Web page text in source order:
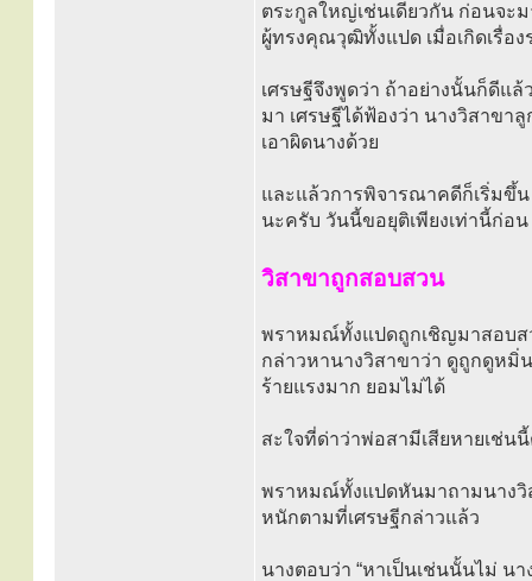
ตระกูลใหญ่เช่นเดียวกัน ก่อนจ
ผู้ทรงคุณวุฒิทั้งแปด เมื่อเกิดเรื่อ
เศรษฐีจึงพูดว่า ถ้าอย่างนั้นก็ดีแ
มา เศรษฐีได้ฟ้องว่า นางวิสาข
เอาผิดนางด้วย
และแล้วการพิจารณาคดีก็เริ่มขึ้น
นะครับ วันนี้ขอยุติเพียงเท่านี้ก่อน
วิสาขาถูกสอบสวน
พราหมณ์ทั้งแปดถูกเชิญมาสอบส
กล่าวหานางวิสาขาว่า ดูถูกดูหมิ่
ร้ายแรงมาก ยอมไม่ได้
สะใจที่ด่าว่าพ่อสามีเสียหายเช่น
พราหมณ์ทั้งแปดหันมาถามนางวิ
หนักตามที่เศรษฐีกล่าวแล้ว
นางตอบว่า “หาเป็นเช่นนั้นไม่